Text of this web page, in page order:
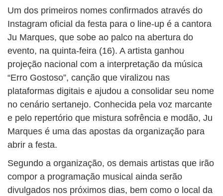
Um dos primeiros nomes confirmados através do
Instagram oficial da festa para o line-up é a cantora
Ju Marques, que sobe ao palco na abertura do
evento, na quinta-feira (16). A artista ganhou
projeção nacional com a interpretação da música
“Erro Gostoso”, canção que viralizou nas
plataformas digitais e ajudou a consolidar seu nome
no cenário sertanejo. Conhecida pela voz marcante
e pelo repertório que mistura sofrência e modão, Ju
Marques é uma das apostas da organização para
abrir a festa.
Segundo a organização, os demais artistas que irão
compor a programação musical ainda serão
divulgados nos próximos dias, bem como o local da